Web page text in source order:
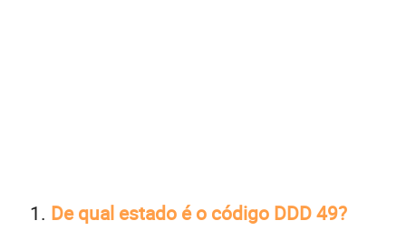
De qual estado é o código DDD 49?